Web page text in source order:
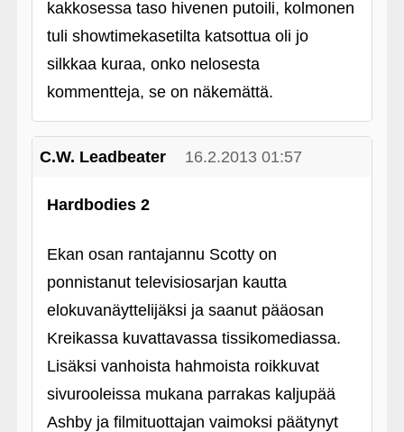
kakkosessa taso hivenen putoili, kolmonen
tuli showtimekasetilta katsottua oli jo
silkkaa kuraa, onko nelosesta
kommentteja, se on näkemättä.
C.W. Leadbeater 16.2.2013 01:57
Hardbodies 2
Ekan osan rantajannu Scotty on
ponnistanut televisiosarjan kautta
elokuvanäyttelijäksi ja saanut pääosan
Kreikassa kuvattavassa tissikomediassa.
Lisäksi vanhoista hahmoista roikkuvat
sivurooleissa mukana parrakas kaljupää
Ashby ja filmituottajan vaimoksi päätynyt